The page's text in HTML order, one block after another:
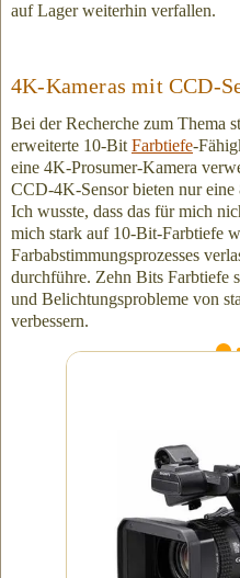
auf Lager weiterhin verfallen.
4K-Kameras mit CCD-
Bei der Recherche zum Thema
erweiterte 10-Bit Farbtiefe-
eine 4K-Prosumer-Kamera
CCD-4K-Sensor bieten nur
Ich wusste, dass das für mich
mich stark auf 10-Bit-Farbtiefe
Farbabstimmungsprozesses
durchführe. Zehn Bits Farbtiefe
und Belichtungsprobleme von
verbessern.
komprimierten 50-
günstiges Bild ergibt.
ein CMOS-Sensor,
Blitzscanner, wie wir
wir mindestens einen
besser — einen 3-
unseren.